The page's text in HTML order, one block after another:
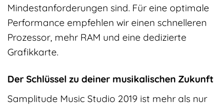
Mindestanforderungen sind. Für eine optimale
Performance empfehlen wir einen schnelleren
Prozessor, mehr RAM und eine dedizierte
Grafikkarte.
Der Schlüssel zu deiner musikalischen Zukunft
Samplitude Music Studio 2019 ist mehr als nur